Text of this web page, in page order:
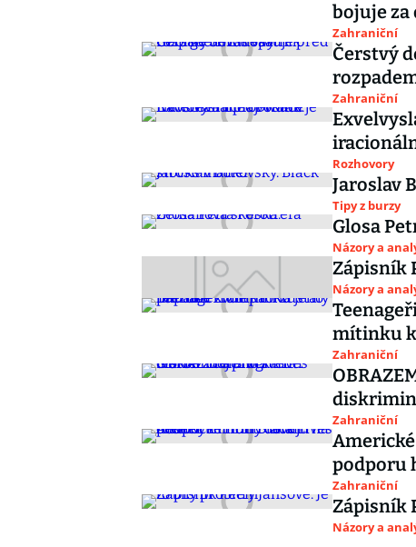
bojuje
Zahraniční
Čerstvý
Zahraniční
Rozhovory
Jaroslav
Tipy z burzy
Glosa
Názory a
Zápisník
Názory a
mítinku
Zahraniční
Zahraniční
podporu
Zahraniční
Zápisník
Názory a